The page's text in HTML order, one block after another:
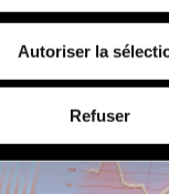
ont collectées lors
(cookies tiers).
contacter et
des
Autoriser la
Refuser